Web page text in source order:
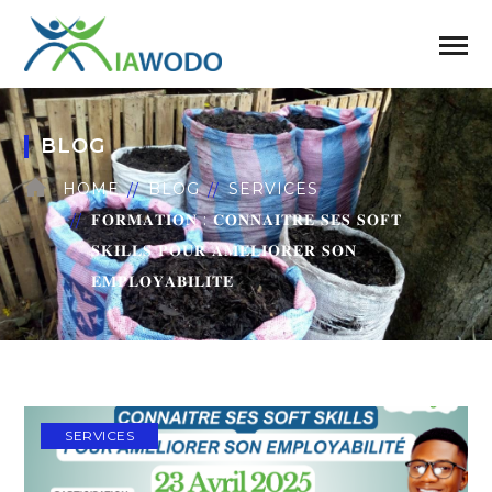
BLOG
HOME BLOG
SERVICES
𝐅𝐎𝐑𝐌𝐀𝐓𝐈𝐎𝐍 : 𝐂𝐎𝐍𝐍𝐀𝐈𝐓𝐑𝐄 𝐒𝐄𝐒 𝐒𝐎𝐅𝐓
𝐒𝐊𝐈𝐋𝐋𝐒 𝐏𝐎𝐔𝐑 𝐀𝐌𝐄́𝐋𝐈𝐎𝐑𝐄𝐑 𝐒𝐎𝐍
𝐄𝐌𝐏𝐋𝐎𝐘𝐀𝐁𝐈𝐋𝐈𝐓𝐄́
SERVICES